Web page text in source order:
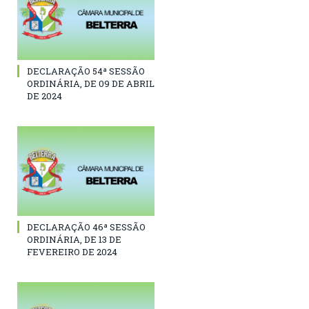
DECLARAÇÃO 54ª SESSÃO
ORDINÁRIA, DE 09 DE ABRIL
DE 2024
DECLARAÇÃO 46ª SESSÃO
ORDINÁRIA, DE 13 DE
FEVEREIRO DE 2024